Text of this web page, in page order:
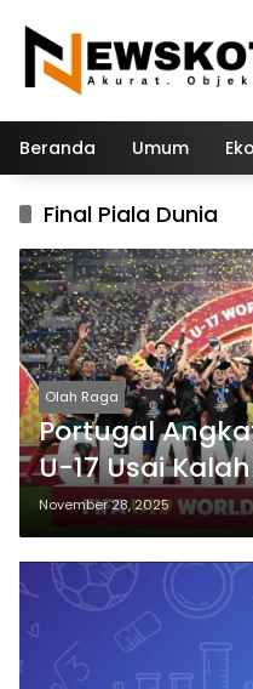
konten
Beranda Umum
Final Piala Dunia
Olah Raga
Portugal
U-17 Usai
November 28, 2025